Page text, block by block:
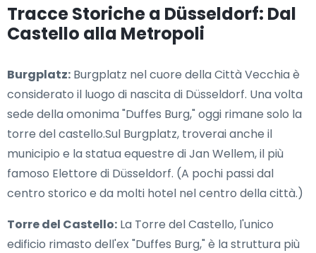
Tracce Storiche a Düsseldorf: Dal
Castello alla Metropoli
Burgplatz: Burgplatz nel cuore della Città Vecchia è
considerato il luogo di nascita di Düsseldorf. Una volta
sede della omonima "Duffes Burg," oggi rimane solo la
torre del castello.Sul Burgplatz, troverai anche il
municipio e la statua equestre di Jan Wellem, il più
famoso Elettore di Düsseldorf. (A pochi passi dal
centro storico e da molti hotel nel centro della città.)
Torre del Castello: La Torre del Castello, l'unico
edificio rimasto dell'ex "Duffes Burg," è la struttura più